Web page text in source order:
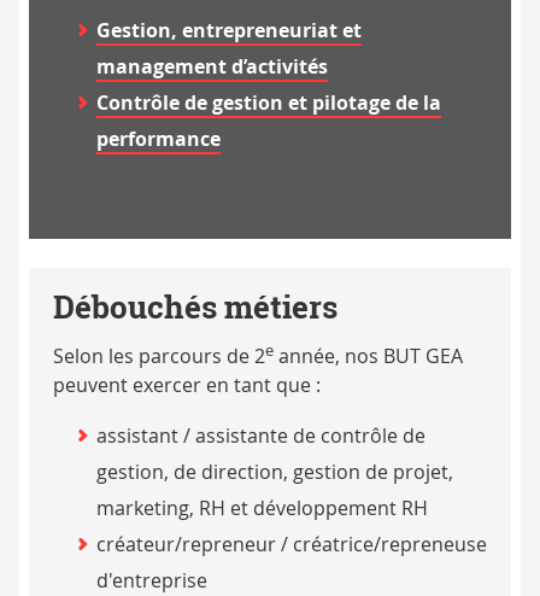
Gestion, entrepreneuriat et
management d’activités
Contrôle de gestion et pilotage de la
performance
Débouchés métiers
Selon les parcours de 2e année, nos BUT GEA
peuvent exercer en tant que :
assistant / assistante de contrôle de
gestion, de direction, gestion de projet,
marketing, RH et développement RH
créateur/repreneur / créatrice/repreneuse
d'entreprise